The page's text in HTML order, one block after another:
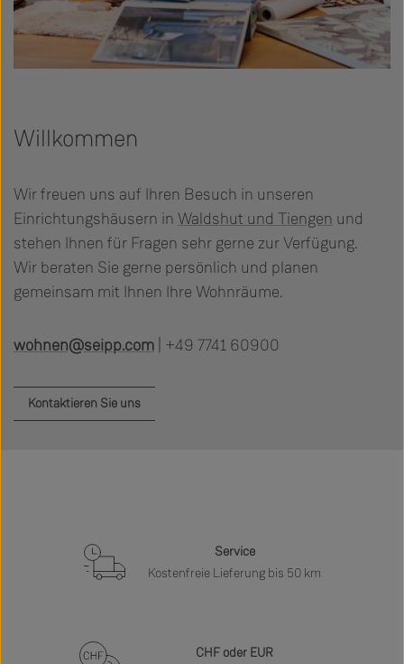
Willkommen
Wir freuen uns auf Ihren Besuch in unseren
Einrichtungshäusern in Waldshut und Tiengen und
stehen Ihnen für Fragen sehr gerne zur Verfügung.
Wir beraten Sie gerne persönlich und planen
gemeinsam mit Ihnen Ihre Wohnräume.
wohnen@seipp.com | +49 7741 60900
Kontaktieren Sie uns
Service
Kostenfreie Lieferung bis 50 km
CHF oder EUR